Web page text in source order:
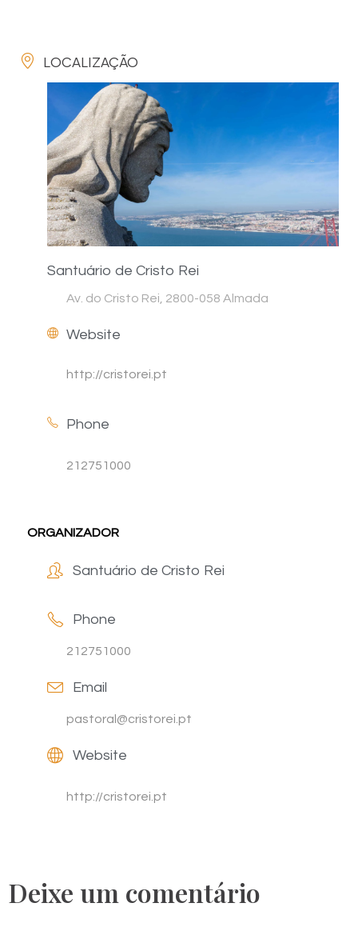
LOCALIZAÇÃO
Santuário de Cristo Rei
Av. do Cristo Rei, 2800-058 Almada
Website
http://cristorei.pt
Phone
212751000
ORGANIZADOR
Santuário de Cristo Rei
Phone
212751000
Email
pastoral@cristorei.pt
Website
http://cristorei.pt
Deixe um comentário